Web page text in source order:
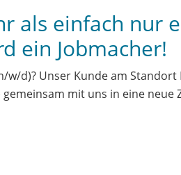
als einfach nur
ein Jobmacher!
d)? Unser Kunde am Standort
mit uns in eine neue